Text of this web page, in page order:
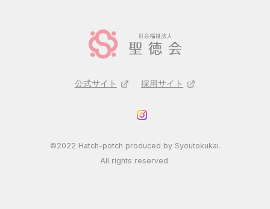
公式サイト 採用サイト
©2022 Hatch-potch produced by Syoutokukai.
All rights reserved.